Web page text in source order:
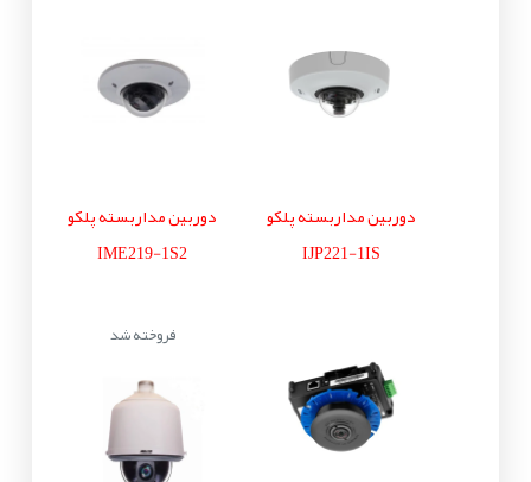
دوربین مداربسته پلکو
IJP221-1IS
دوربین مداربسته پلکو
IME219-1S2
فروخته شد